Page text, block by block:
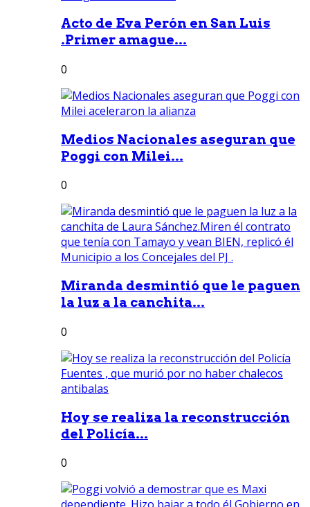
Acto de Eva Perón en San Luis
.Primer amague...
0
Medios Nacionales aseguran que
Poggi con Milei...
0
Miranda desmintió que le paguen
la luz a la canchita...
0
Hoy se realiza la reconstrucción
del Policía...
0